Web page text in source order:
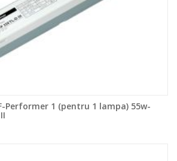
Performer 1 (pentru 1 lampa) 55w-